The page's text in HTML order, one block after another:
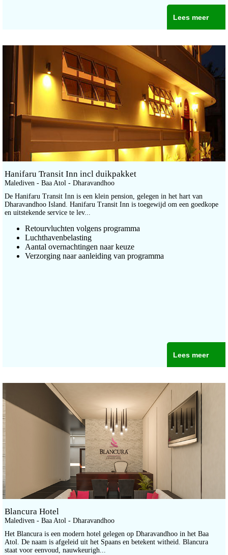
Lees meer
Hanifaru Transit Inn incl duikpakket
Malediven - Baa Atol - Dharavandhoo
De Hanifaru Transit Inn is een klein pension, gelegen in het hart van
Dharavandhoo Island. Hanifaru Transit Inn is toegewijd om een goedkope
en uitstekende service te lev...
Retourvluchten volgens programma
Luchthavenbelasting
Aantal overnachtingen naar keuze
Verzorging naar aanleiding van programma
Lees meer
Blancura Hotel
Malediven - Baa Atol - Dharavandhoo
Het Blancura is een modern hotel gelegen op Dharavandhoo in het Baa
Atol. De naam is afgeleid uit het Spaans en betekent witheid. Blancura
staat voor eenvoud, nauwkeurigh...